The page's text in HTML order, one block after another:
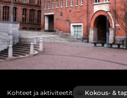
Kohteet ja aktiviteetit Kokous- &